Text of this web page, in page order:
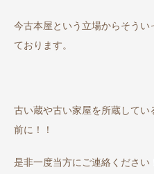
今古本屋という立場からそうい
ております。
古い蔵や古い家屋を所蔵して
前に！！
是非一度当方にご連絡ください